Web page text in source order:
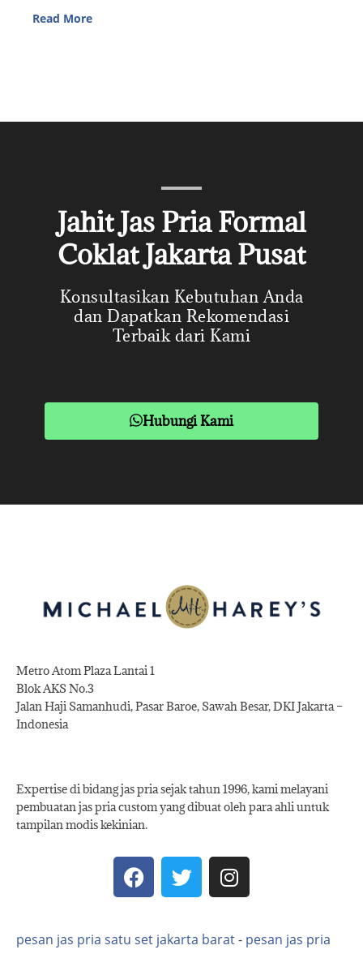
Read More
Jahit Jas Pria Formal
Coklat Jakarta Pusat
Konsultasikan Kebutuhan Anda
dan Dapatkan Rekomendasi
Terbaik dari Kami
Hubungi Kami
Metro Atom Plaza Lantai 1
Blok AKS No.3
Jalan Haji Samanhudi, Pasar Baroe, Sawah Besar, DKI Jakarta –
Indonesia
Expertise di bidang jas pria sejak tahun 1996, kami melayani
pembuatan jas pria custom yang dibuat oleh para ahli untuk
tampilan modis kekinian.
pesan jas pria satu set jakarta barat- pesan jas pria